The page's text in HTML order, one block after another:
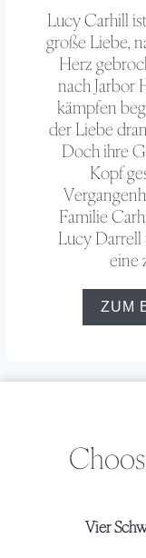
Lucy Carhill
große Liebe,
Herz
nach Jarbor
kämpfen
der Liebe
Doch ihre
Kopf
Familie
Lucy
eine
ZUM
Vier